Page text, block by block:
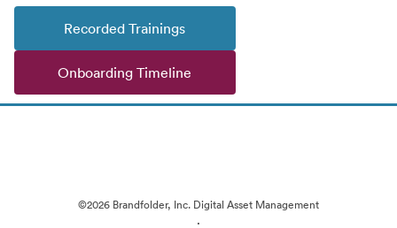
Recorded Trainings
Onboarding Timeline
©2026 Brandfolder, Inc. Digital Asset Management
·